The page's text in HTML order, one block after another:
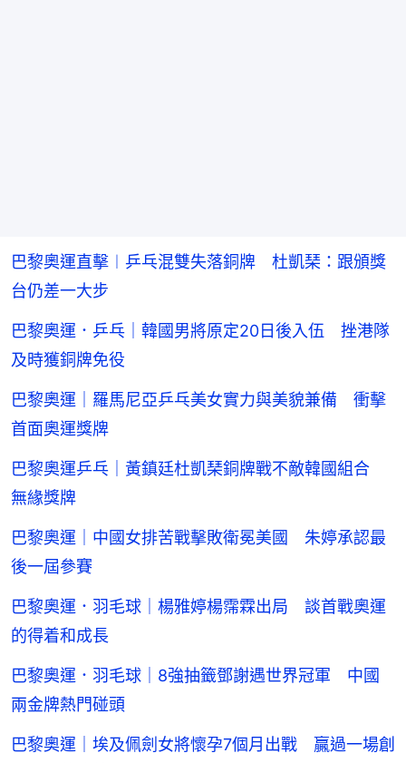
巴黎奧運直擊︱乒乓混雙失落銅牌 杜凱琹：跟頒獎
台仍差一大步
巴黎奧運．乒乓｜韓國男將原定20日後入伍 挫港隊
及時獲銅牌免役
巴黎奧運｜羅馬尼亞乒乓美女實力與美貌兼備 衝擊
首面奧運獎牌
巴黎奧運乒乓｜黃鎮廷杜凱琹銅牌戰不敵韓國組合
無緣獎牌
巴黎奧運｜中國女排苦戰擊敗衛冕美國 朱婷承認最
後一屆參賽
巴黎奧運．羽毛球｜楊雅婷楊霈霖出局 談首戰奧運
的得着和成長
巴黎奧運．羽毛球｜8強抽籤鄧謝遇世界冠軍 中國
兩金牌熱門碰頭
巴黎奧運｜埃及佩劍女將懷孕7個月出戰 贏過一場創